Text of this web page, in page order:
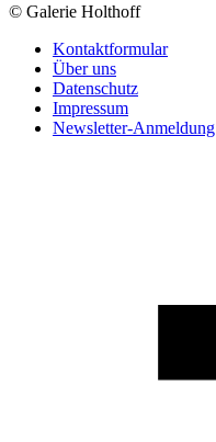
© Galerie Holthoff
Kontaktformular
Über uns
Datenschutz
Impressum
Newsletter-Anmeldung